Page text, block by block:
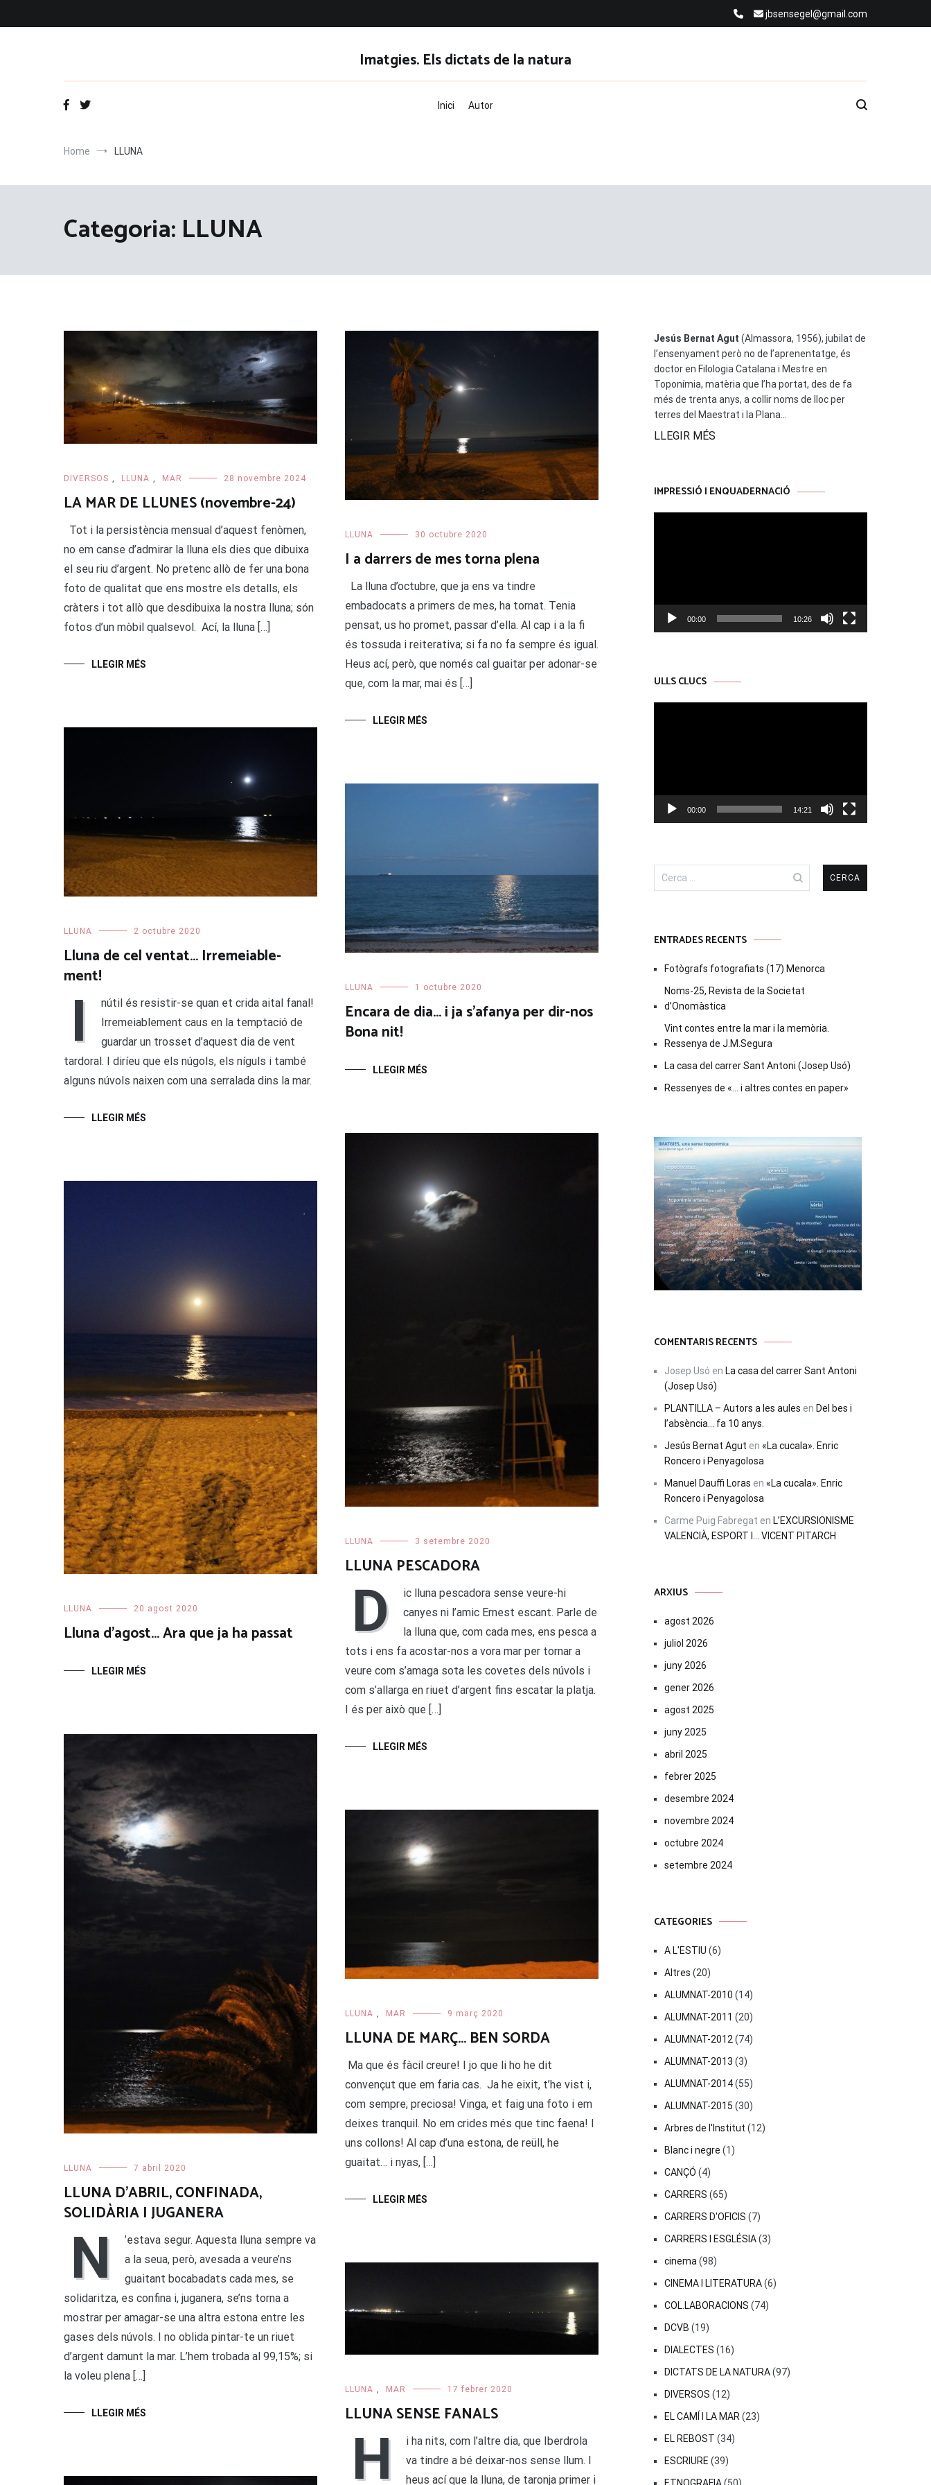
jbsensegel@gmail.com
Imatgies. Els dictats de la natura
Inici Autor
Home LLUNA
Categoria: LLUNA
DIVERSOS , LLUNA , MAR 28 novembre 2024
LA MAR DE LLUNES (novembre-24)
Tot i la persistència mensual d’aquest fenòmen,
no em canse d’admirar la lluna els dies que dibuixa
el seu riu d’argent. No pretenc allò de fer una bona
foto de qualitat que ens mostre els detalls, els
cràters i tot allò que desdibuixa la nostra lluna; són
fotos d’un mòbil qualsevol. Ací, la lluna […]
LLEGIR MÉS
LLUNA 30 octubre 2020
I a darrers de mes torna plena
La lluna d’octubre, que ja ens va tindre
embadocats a primers de mes, ha tornat. Tenia
pensat, us ho promet, passar d’ella. Al cap i a la fi
és tossuda i reiterativa; si fa no fa sempre és igual.
Heus ací, però, que només cal guaitar per adonar-se
que, com la mar, mai és […]
LLEGIR MÉS
LLUNA 2 octubre 2020
Lluna de cel ventat… Irremeiable-
ment!
I
nútil és resistir-se quan et crida aital fanal!
Irremeiablement caus en la temptació de
guardar un trosset d’aquest dia de vent
tardoral. I diríeu que els núgols, els níguls i també
alguns núvols naixen com una serralada dins la mar.
LLEGIR MÉS
LLUNA 1 octubre 2020
Encara de dia… i ja s’afanya per dir-nos
Bona nit!
LLEGIR MÉS
LLUNA 3 setembre 2020
LLUNA PESCADORA
D
ic lluna pescadora sense veure-hi
canyes ni l’amic Ernest escant. Parle de
la lluna que, com cada mes, ens pesca a
tots i ens fa acostar-nos a vora mar per tornar a
veure com s’amaga sota les covetes dels núvols i
com s’allarga en riuet d’argent fins escatar la platja.
I és per això que […]
LLEGIR MÉS
LLUNA 20 agost 2020
Lluna d’agost… Ara que ja ha passat
LLEGIR MÉS
LLUNA 7 abril 2020
LLUNA D’ABRIL, CONFINADA,
SOLIDÀRIA I JUGANERA
N
’estava segur. Aquesta lluna sempre va
a la seua, però, avesada a veure’ns
guaitant bocabadats cada mes, se
solidaritza, es confina i, juganera, se’ns torna a
mostrar per amagar-se una altra estona entre les
gases dels núvols. I no oblida pintar-te un riuet
d’argent damunt la mar. L’hem trobada al 99,15%; si
la voleu plena […]
LLEGIR MÉS
LLUNA MAR 9 març 2020
LLUNA DE MARÇ… BEN SORDA
Ma que és fàcil creure! I jo que li ho he dit
convençut que em faria cas. Ja he eixit, t’he vist i,
com sempre, preciosa! Vinga, et faig una foto i em
deixes tranquil. No em crides més que tinc faena! I
uns collons! Al cap d’una estona, de reüll, he
guaitat… i nyas, […]
LLEGIR MÉS
LLUNA MAR 17 febrer 2020
LLUNA SENSE FANALS
H
i ha nits, com l’altre dia, que Iberdrola
va tindre a bé deixar-nos sense llum. I
heus ací que la lluna, de taronja primer i
Jesús Bernat Agut (Almassora, 1956), jubilat de
l’ensenyament però no de l’aprenentatge, és
doctor en Filologia Catalana i Mestre en
Toponímia, matèria que l’ha portat, des de fa
més de trenta anys, a collir noms de lloc per
terres del Maestrat i la Plana...
LLEGIR MÉS
IMPRESSIÓ I ENQUADERNACIÓ
00:00 10:26
ULLS CLUCS
00:00 14:21
ENTRADES RECENTS
Fotògrafs fotografiats (17) Menorca
Noms-25, Revista de la Societat
d’Onomàstica
Vint contes entre la mar i la memòria.
Ressenya de J.M.Segura
La casa del carrer Sant Antoni (Josep Usó)
Ressenyes de «… i altres contes en paper»
COMENTARIS RECENTS
Josep Usó en La casa del carrer Sant Antoni
(Josep Usó)
PLANTILLA – Autors a les aules en Del bes i
l’absència… fa 10 anys.
Jesús Bernat Agut en «La cucala». Enric
Roncero i Penyagolosa
Manuel Dauffi Loras en «La cucala». Enric
Roncero i Penyagolosa
Carme Puig Fabregat en L’EXCURSIONISME
VALENCIÀ, ESPORT I… VICENT PITARCH
ARXIUS
agost 2026
juliol 2026
juny 2026
gener 2026
agost 2025
juny 2025
abril 2025
febrer 2025
desembre 2024
novembre 2024
octubre 2024
setembre 2024
CATEGORIES
A L'ESTIU (6)
Altres (20)
ALUMNAT-2010 (14)
ALUMNAT-2011 (20)
ALUMNAT-2012 (74)
ALUMNAT-2013 (3)
ALUMNAT-2014(55)
ALUMNAT-2015 (30)
Arbres de l'Institut (12)
Blanc i negre (1)
CANÇÓ (4)
CARRERS (65)
CARRERS D'OFICIS (7)
CARRERS I ESGLÉSIA(3)
cinema (98)
CINEMA I LITERATURA(6)
COL.LABORACIONS (74)
DCVB (19)
DIALECTES (16)
DICTATS DE LA NATURA(97)
DIVERSOS (12)
EL CAMÍ I LA MAR (23)
EL REBOST (34)
ESCRIURE (39)
ETNOGRAFIA (50)